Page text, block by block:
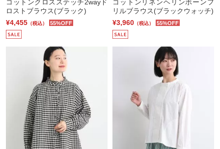
コットンクロスステッチ2wayド
ロストブラウス(ブラック)
¥4,455 （税込） 55%OFF
コットンリネンヘリンボーンフ
リルブラウス(ブラックウォッチ)
¥3,960 （税込） 55%OFF